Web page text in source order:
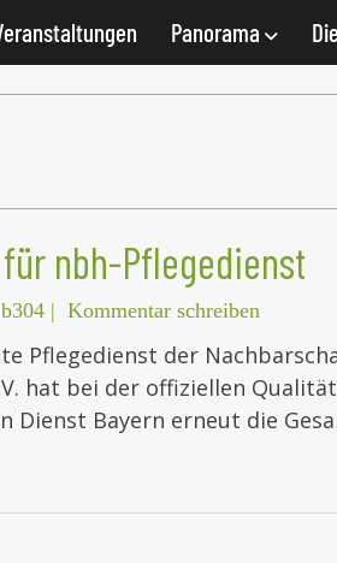
Panorama
nbh-Pflegedienst
b304 | Kommentar schreiben
Pflegedienst der
hat bei der offiziellen
Dienst Bayern erneut die